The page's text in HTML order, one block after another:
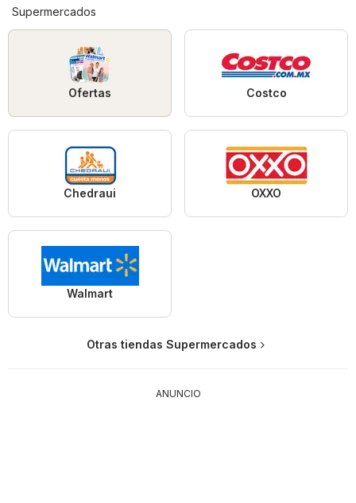
Supermercados
Ofertas Costco
Chedraui OXXO
Walmart
Otras tiendas Supermercados
ANUNCIO